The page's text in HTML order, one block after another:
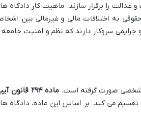
را برقرار سازند. ماهیت کار دادگاه
به اختلافات مالی و غیرمالی بین
سروکار دارند که نظم و امنیت جامعه
مشخصی صورت گرفته است.
ماده ۲۹۴ قانون
می کند. بر اساس این ماده، دادگاه